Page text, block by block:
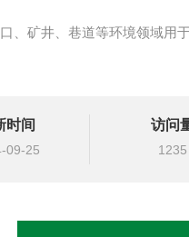
、矿井、巷道等环境领域用
时间
09-25
访问
1235